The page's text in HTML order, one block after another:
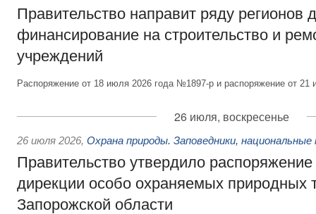
Правительство направит ряду регионов
финансирование на строительство и
учреждений
Распоряжение от 18 июля 2026 года №1897-р и распоряжение от
26 июля, воскресенье
26 июля 2026, Охрана природы. Заповедники, национальные
Правительство утвердило
дирекции особо охраняемых природных
Запорожской области